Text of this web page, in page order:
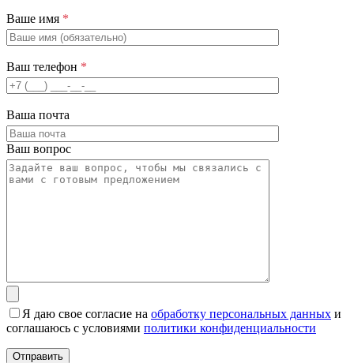
Ваше имя *
Ваш телефон *
Ваша почта
Ваш вопрос
Я даю свое согласие на обработку персональных данных и
соглашаюсь с условиями политики конфиденциальности